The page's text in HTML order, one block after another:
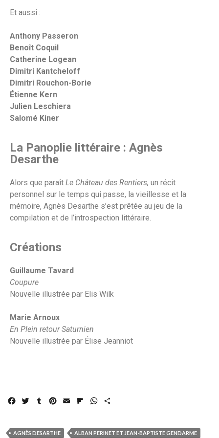
Et aussi :
Anthony Passeron
Benoît Coquil
Catherine Logean
Dimitri Kantcheloff
Dimitri Rouchon-Borie
Étienne Kern
Julien Leschiera
Salomé Kiner
La Panoplie littéraire : Agnès
Desarthe
Alors que paraît Le Château des Rentiers, un récit
personnel sur le temps qui passe, la vieillesse et la
mémoire, Agnès Desarthe s’est prêtée au jeu de la
compilation et de l’introspection littéraire.
Créations
Guillaume Tavard
Coupure
Nouvelle illustrée par Elis Wilk
Marie Arnoux
En Plein retour Saturnien
Nouvelle illustrée par Élise Jeanniot
e
t
T
b
t
i
p
W
t
t
AGNÈS DESARTHE
ALBAN PERINET ET JEAN-BAPTISTE GENDARME